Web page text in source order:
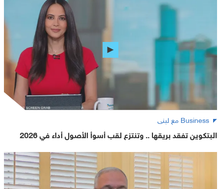
Business مع لبنى
البتكوين تفقد بريقها .. وتنتزع لقب أسوأ الأصول أداء في 2026